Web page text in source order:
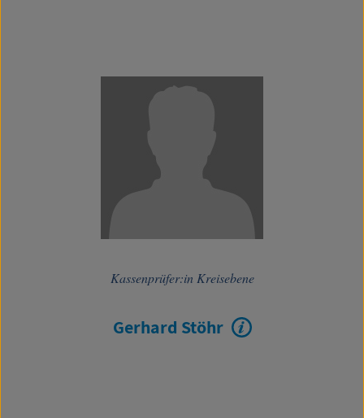
Kassenprüfer:in Kreisebene
Gerhard Stöhr